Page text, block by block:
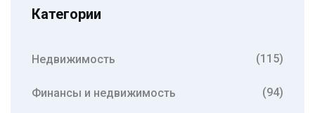
Категории
Недвижимость (115)
Финансы и недвижимость (94)